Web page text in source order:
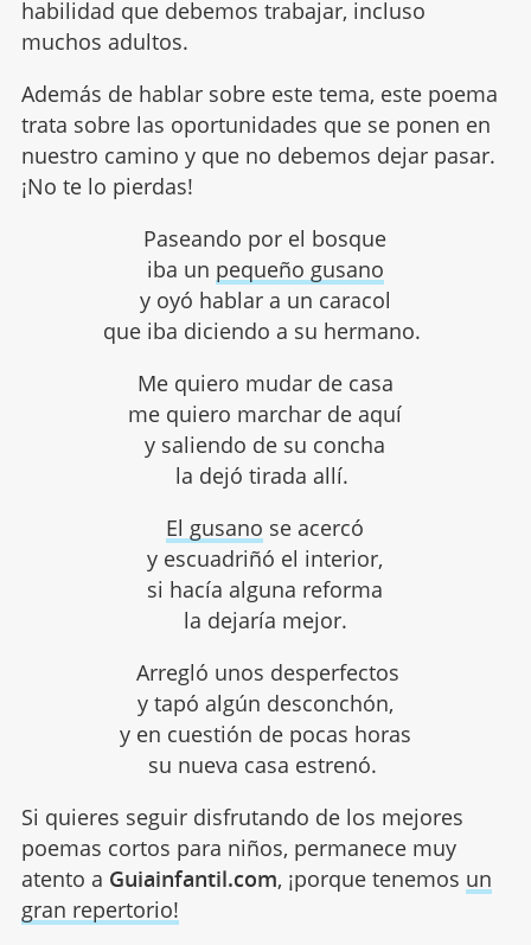
habilidad que debemos trabajar, incluso
muchos adultos.
Además de hablar sobre este tema, este poema
trata sobre las oportunidades que se ponen en
nuestro camino y que no debemos dejar pasar.
¡No te lo pierdas!
Paseando por el bosque
iba un pequeño gusano
y oyó hablar a un caracol
que iba diciendo a su hermano.
Me quiero mudar de casa
me quiero marchar de aquí
y saliendo de su concha
la dejó tirada allí.
El gusano se acercó
y escuadriñó el interior,
si hacía alguna reforma
la dejaría mejor.
Arregló unos desperfectos
y tapó algún desconchón,
y en cuestión de pocas horas
su nueva casa estrenó.
Si quieres seguir disfrutando de los mejores
poemas cortos para niños, permanece muy
atento a Guiainfantil.com, ¡porque tenemos un
gran repertorio!